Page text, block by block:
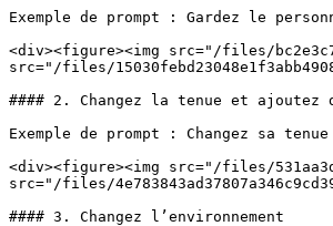
Exemple de prompt : Gardez le
<div><figure><img src="/files/
src="/files/
#### 2. Changez la tenue et ajoutez
Exemple de prompt : Changez sa
<div><figure><img src="/files/
src="/files/
#### 3. Changez l’environnement